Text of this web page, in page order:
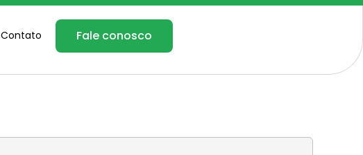
Contato Fale conosco